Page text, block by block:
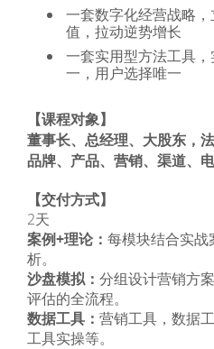
一套数字化经营战略
值，拉动逆势增长
一套实用型方法工具
一，用户选择唯一
【课程对象】
董事长、总经理、大股东，
品牌、产品、营销、渠道、
【交付方式】
2天
案例+理论： 每模块结合实战
析。
沙盘模拟： 分组设计营销方
评估的全流程。
数据工具： 营销工具，数据
工具实操等。